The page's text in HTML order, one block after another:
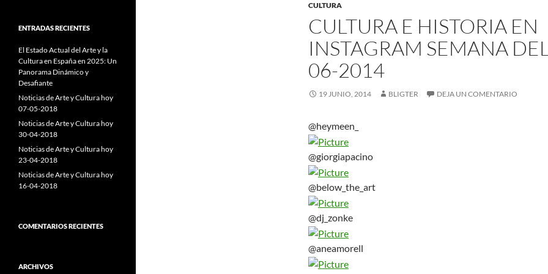
CULTURA
CULTURA E HISTORIA EN
INSTAGRAM SEMANA
06-2014
19 JUNIO, 2014 BLIGTER DEJA UN COMENTARIO
@heymeen_
@giorgiapacino
@below_the_art
@dj_zonke
@aneamorell
ENTRADAS RECIENTES
El Estado Actual del Arte y la
Cultura en España en 2025: Un
Panorama Dinámico y
Desafiante
Noticias de Arte y Cultura hoy
07-05-2018
Noticias de Arte y Cultura hoy
30-04-2018
Noticias de Arte y Cultura hoy
23-04-2018
Noticias de Arte y Cultura hoy
16-04-2018
COMENTARIOS RECIENTES
ARCHIVOS